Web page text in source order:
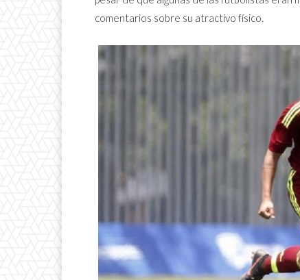
comentarios sobre su atractivo físico.